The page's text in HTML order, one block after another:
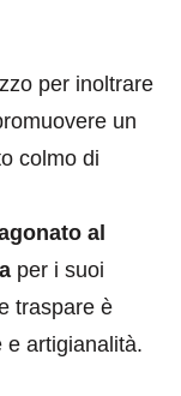
per inoltrare
un
colmo di
al
per i suoi
traspare è
e artigianalità.